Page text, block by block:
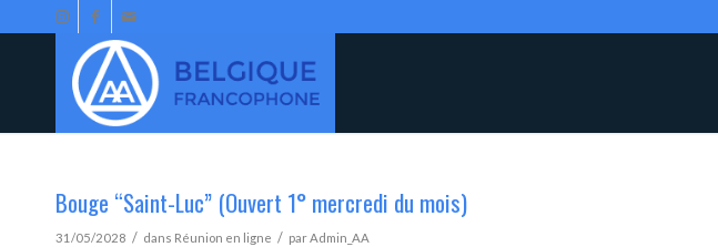
Bouge “Saint-Luc” (Ouvert 1° mercredi du mois)
31/05/2028 / dans Réunion en ligne / parAdmin_AA